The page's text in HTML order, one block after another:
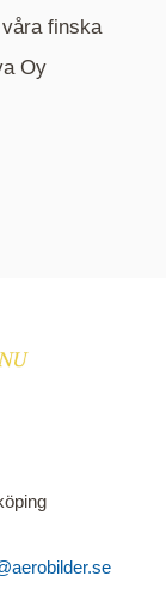
och
just här.
finska
Oy